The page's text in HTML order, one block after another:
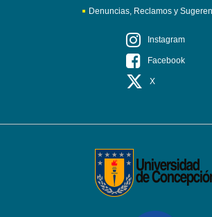
Denuncias, Reclamos y
Instagram
Facebook
X